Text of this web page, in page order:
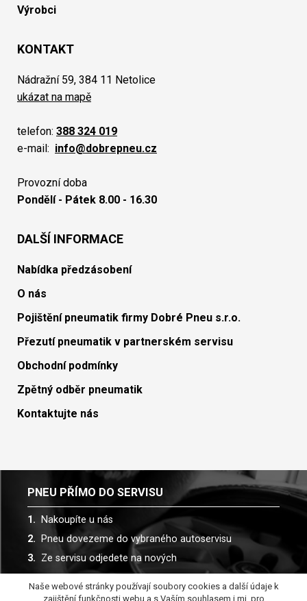
Výrobci
KONTAKT
Nádražní 59, 384 11 Netolice
ukázat na mapě
telefon: 388 324 019
e-mail: info@dobrepneu.cz
Provozní doba
Pondělí - Pátek 8.00 - 16.30
DALŠÍ INFORMACE
Nabídka předzásobení
O nás
Pojištění pneumatik firmy Dobré Pneu s.r.o.
Přezutí pneumatik v partnerském servisu
Obchodní podmínky
Zpětný odběr pneumatik
Kontaktujte nás
PNEU PŘÍMO DO SERVISU
Nakoupíte u nás
Pneu dovezeme do vybraného autoservisu
Ze servisu odjedete na nových
Spolupracujeme s více než 30 autoservisy
Naše webové stránky používají soubory cookies a další údaje k
zajištění funkčnosti webu a s Vaším souhlasem i mj. pro